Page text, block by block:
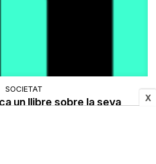
X
SOCIETAT
un llibre sobre la seva